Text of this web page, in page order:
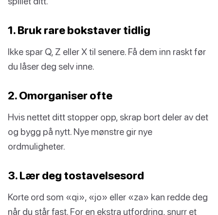
1. Bruk rare bokstaver tidlig
Ikke spar Q, Z eller X til senere. Få dem inn raskt før
du låser deg selv inne.
2. Omorganiser ofte
Hvis nettet ditt stopper opp, skrap bort deler av det
og bygg på nytt. Nye mønstre gir nye
ordmuligheter.
3. Lær deg tostavelsesord
Korte ord som «qi», «jo» eller «za» kan redde deg
når du står fast. For en ekstra utfordring, snurr et